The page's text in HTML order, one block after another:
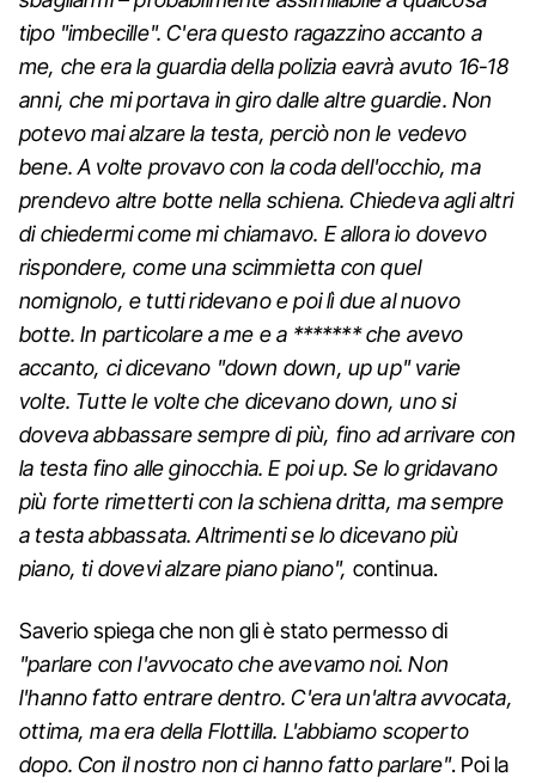
tipo "imbecille". C'era questo ragazzino accanto a
me, che era la guardia della polizia eavrà avuto 16-18
anni, che mi portava in giro dalle altre guardie. Non
potevo mai alzare la testa, perciò non le vedevo
bene. A volte provavo con la coda dell'occhio, ma
prendevo altre botte nella schiena. Chiedeva agli altri
di chiedermi come mi chiamavo. E allora io dovevo
rispondere, come una scimmietta con quel
nomignolo, e tutti ridevano e poi lì due al nuovo
botte. In particolare a me e a *******che avevo
accanto, ci dicevano "down down, up up" varie
volte. Tutte le volte che dicevano down, uno si
doveva abbassare sempre di più, fino ad arrivare con
la testa fino alle ginocchia. E poi up. Se lo gridavano
più forte rimetterti con la schiena dritta, ma sempre
a testa abbassata. Altrimenti se lo dicevano più
piano, ti dovevi alzare piano piano", continua.
Saverio spiega che non gli è stato permesso di
"parlare con l'avvocato che avevamo noi. Non
l'hanno fatto entrare dentro. C'era un'altra avvocata,
ottima, ma era della Flottilla. L'abbiamo scoperto
dopo. Con il nostro non ci hanno fatto parlare". Poi la